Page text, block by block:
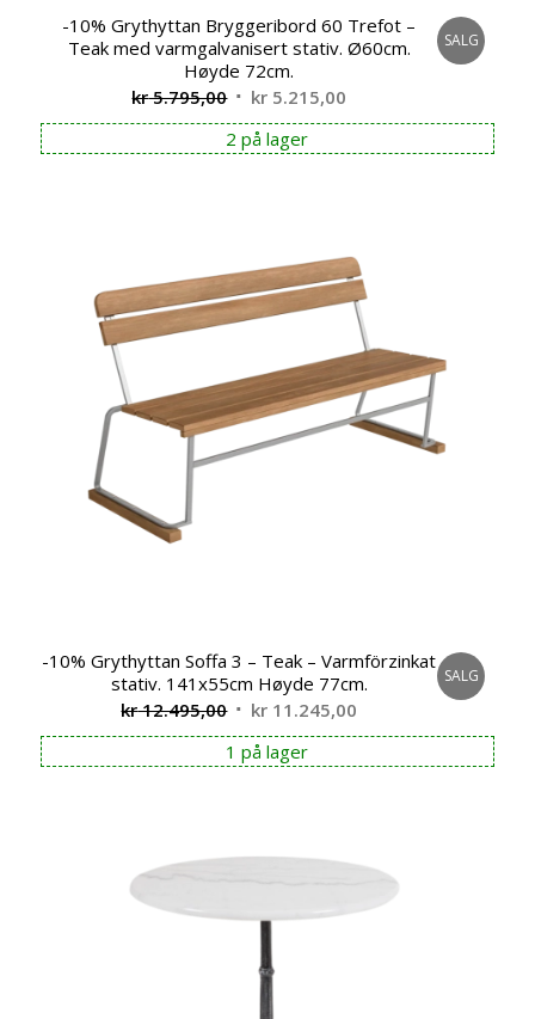
-10% Grythyttan Bryggeribord 60 Trefot –
Teak med varmgalvanisert stativ. Ø60cm.
Høyde 72cm.
kr5.795,00 Opprinnelig
pris
var:
kr 5.215,00
pris
er:
SALG
2 på lager
-10% Grythyttan Soffa 3 – Teak – Varmförzinkat
stativ. 141x55cm Høyde 77cm.
kr12.495,00 Opprinnelig
pris
var:
kr 11.245,00
pris
er:
SALG
1 på lager